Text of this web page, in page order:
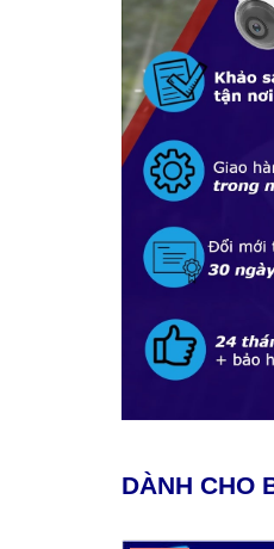
DÀNH CHO